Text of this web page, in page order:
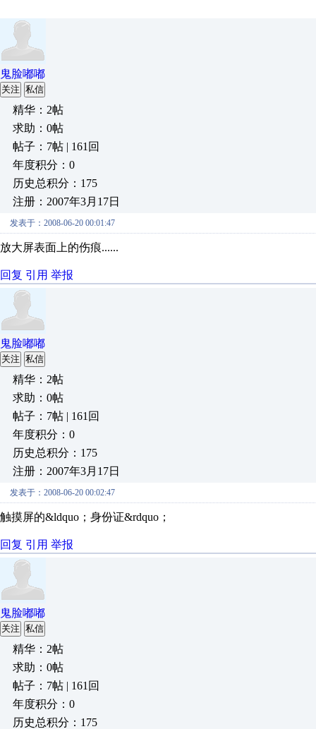
鬼脸嘟嘟
关注 私信
精华：2帖
求助：0帖
帖子：7帖 | 161回
年度积分：0
历史总积分：175
注册：2007年3月17日
发表于：2008-06-20 00:01:47
放大屏表面上的伤痕......
回复 引用 举报
鬼脸嘟嘟
关注 私信
精华：2帖
求助：0帖
帖子：7帖 | 161回
年度积分：0
历史总积分：175
注册：2007年3月17日
发表于：2008-06-20 00:02:47
触摸屏的&ldquo；身份证&rdquo；
回复 引用 举报
鬼脸嘟嘟
关注 私信
精华：2帖
求助：0帖
帖子：7帖 | 161回
年度积分：0
历史总积分：175